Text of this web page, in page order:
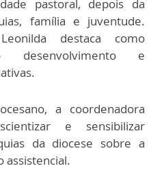
pastoral, depois da
família e juventude.
destaca como
e
a coordenadora
e sensibilizar
da diocese sobre a
assistencial.